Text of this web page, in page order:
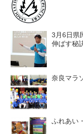
3月6日県
伸ばす秘
奈良マラ
ふれあい